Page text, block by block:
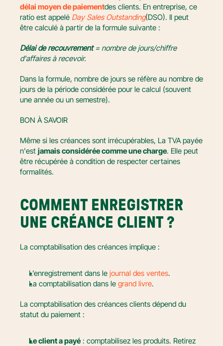
délai moyen de paiementdes clients. En entreprise, ce
ratio est appelé Day Sales Outstanding(DSO). Il peut
être calculé à partir de la formule suivante :
Délai de recouvrement = nombre de jours/chiffre
d'affaires à recevoir.
Dans la formule, nombre de jours se réfère au nombre de
jours de la période considérée pour le calcul (souvent
une année ou un semestre).
BON À SAVOIR
Même si les créances sont irrécupérables, La TVA payée
n'est jamais considérée comme une charge. Elle peut
être récupérée à condition de respecter certaines
formalités.
COMMENT ENREGISTRER
UNE CRÉANCE CLIENT ?
La comptabilisation des créances implique :
L’enregistrement dans le journal des ventes.
La comptabilisation dans le grand livre.
La comptabilisation des créances clients dépend du
statut du paiement :
Le client a payé : comptabilisez les produits. Retirez